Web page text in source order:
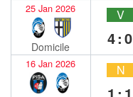
25 Jan 2026
Domicile
V
4:0
16 Jan 2026 N